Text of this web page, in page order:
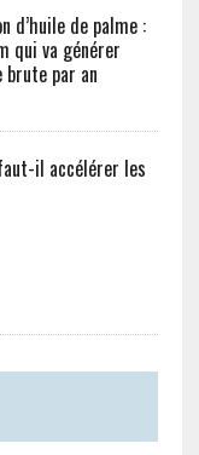
d’huile de palme :
qui va générer
par an
il accélérer les